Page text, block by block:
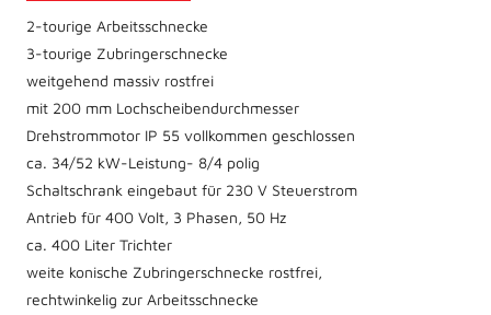
2-tourige Arbeitsschnecke
3-tourige Zubringerschnecke
weitgehend massiv rostfrei
mit 200 mm Lochscheibendurchmesser
Drehstrommotor IP 55 vollkommen geschlossen
ca. 34/52 kW-Leistung- 8/4 polig
Schaltschrank eingebaut für 230 V Steuerstrom
Antrieb für 400 Volt, 3 Phasen, 50 Hz
ca. 400 Liter Trichter
weite konische Zubringerschnecke rostfrei,
rechtwinkelig zur Arbeitsschnecke